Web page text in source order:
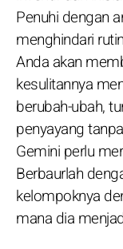
Penuhi dengan
menghindari
Anda akan
kesulitannya
berubah-ubah,
penyayang
Gemini perlu
Berbaurlah
kelompoknya
mana dia